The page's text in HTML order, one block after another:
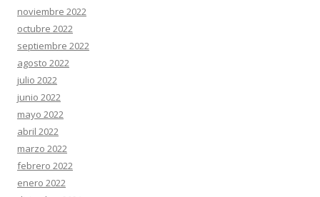
noviembre 2022
octubre 2022
septiembre 2022
agosto 2022
julio 2022
junio 2022
mayo 2022
abril 2022
marzo 2022
febrero 2022
enero 2022